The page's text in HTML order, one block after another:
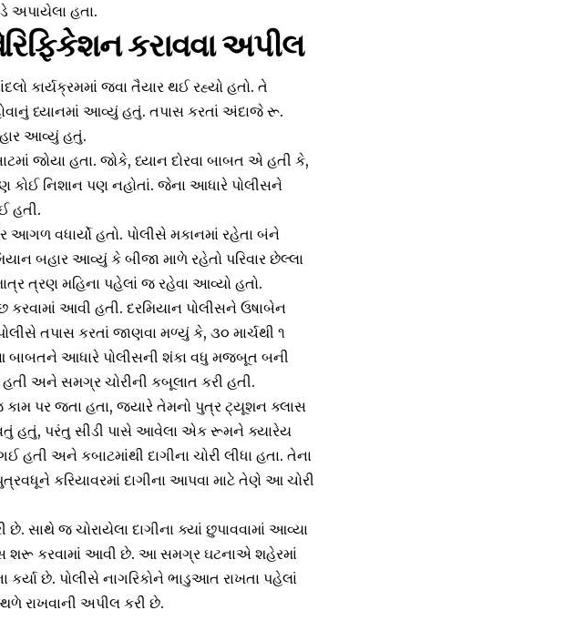
અપાયેલા હતા.
કરાવવા અપીલ
કાર્યક્રમમાં જવા તૈયાર થઈ રહ્યો હતો. તે
ધ્યાનમાં આવ્યું હતું. તપાસ કરતાં અંદાજે રૂ.
આવ્યું હતું.
જોયા હતા. જોકે, ધ્યાન દોરવા બાબત એ હતી કે,
નિશાન પણ નહોતાં. જેના આધારે પોલીસને
હતી.
આગળ વધાર્યો હતો. પોલીસે મકાનમાં રહેતા બંને
બહાર આવ્યું કે બીજા માળે રહેતો પરિવાર છેલ્લા
ત્રણ મહિના પહેલાં જ રહેવા આવ્યો હતો.
કરવામાં આવી હતી. દરમિયાન પોલીસને ઉષાબેન
તપાસ કરતાં જાણવા મળ્યું કે, ૩૦ માર્ચથી ૧
આ બાબતને આધારે પોલીસની શંકા વધુ મજબૂત બની
અને સમગ્ર ચોરીની કબૂલાત કરી હતી.
પર જતા હતા, જ્યારે તેમનો પુત્ર ટ્યૂશન ક્લાસ
હતું, પરંતુ સીડી પાસે આવેલા એક રૂમને ક્યારેય
અને કબાટમાંથી દાગીના ચોરી લીધા હતા. તેના
કરિયાવરમાં દાગીના આપવા માટે તેણે આ ચોરી
છે. સાથે જ ચોરાયેલા દાગીના ક્યાં છુપાવવામાં આવ્યા
શરૂ કરવામાં આવી છે. આ સમગ્ર ઘટનાએ શહેરમાં
છે. પોલીસે નાગરિકોને ભાડુઆત રાખતા પહેલાં
રાખવાની અપીલ કરી છે.